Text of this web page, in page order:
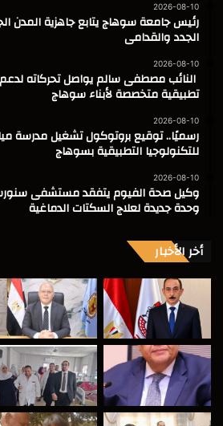
2026-08-10
رئيس جامعة سوهاج يتابع جاهزية المدن
الجدد والقدامى
2026-08-10
النائب مصطفى سالم يواصل تحركاته
تطبيقية متخصصة لأبناء سوهاج
2026-08-10
رسميًا.. توقيع بروتوكول تشغيل مدرسة
للتكنولوجيا التطبيقية بسوهاج
2026-08-10
وكيل صحة الفيوم يتفقد مستشفى سنورس
وحدة جديدة لعلاج السكتات الدماغية
أخر الأخبار